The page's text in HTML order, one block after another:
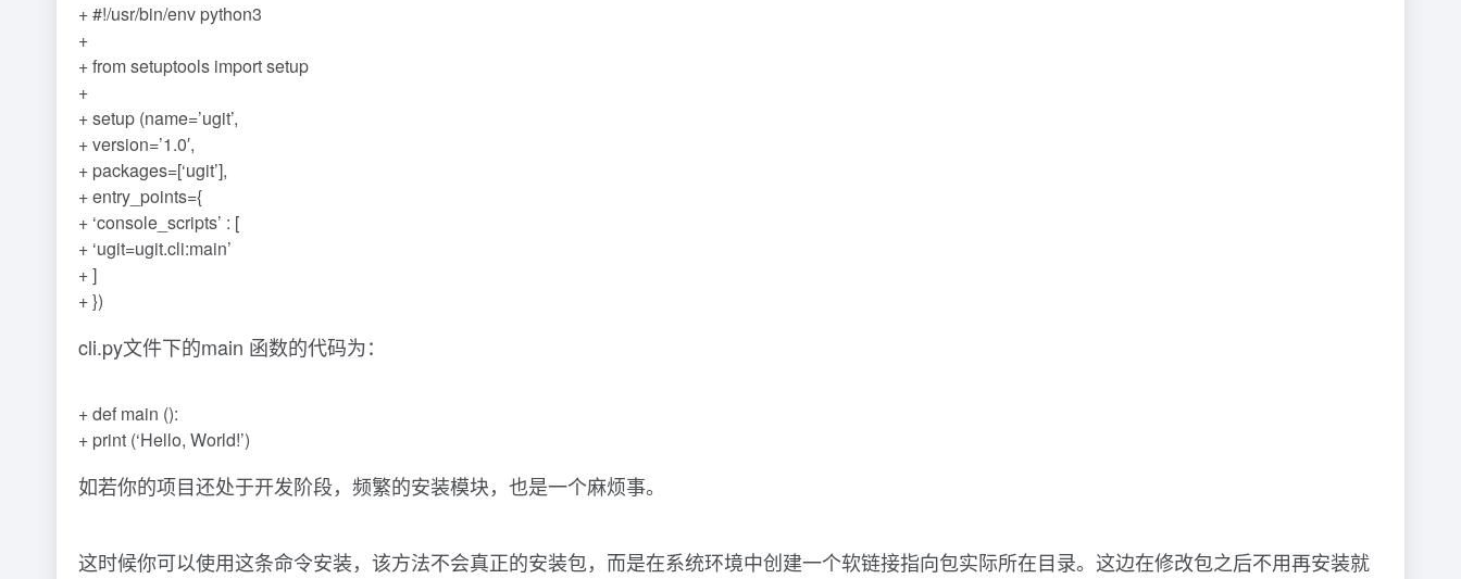
+ #!/usr/bin/env python3
+
+ from setuptools import setup
+
+ setup (name=’ugit’,
+ version=’1.0′,
+ packages=[‘ugit’],
+ entry_points={
+ ‘console_scripts’ : [
+ ‘ugit=ugit.cli:main’
+ ]
+ })
cli.py文件下的main 函数的代码为：
+ def main ():
+ print (‘Hello, World!’)
如若你的项目还处于开发阶段，频繁的安装模块，也是一个麻烦事。
这时候你可以使用这条命令安装，该方法不会真正的安装包，而是在系统环境中创建一个软链接指向包实际所在目录。这边在修改包之后不用再安装就